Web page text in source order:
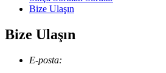
Bize Ulaşın
Bize Ulaşın
E-posta: